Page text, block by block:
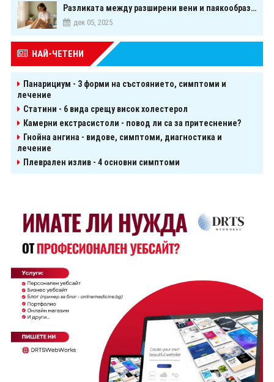
Разликата между разширени вени и паякообразни вени - и как наистина можете да ги предотвратите
дек 05, 2025
НАЙ-ЧЕТЕНИ
Панарициум - 3 форми на състоянието, симптоми и
лечение
Статини - 6 вида срещу висок холестерол
Камерни екстрасистоли - повод ли са за притеснение?
Гнойна ангина - видове, симптоми, диагностика и
лечение
Плеврален излив - 4 основни симптоми